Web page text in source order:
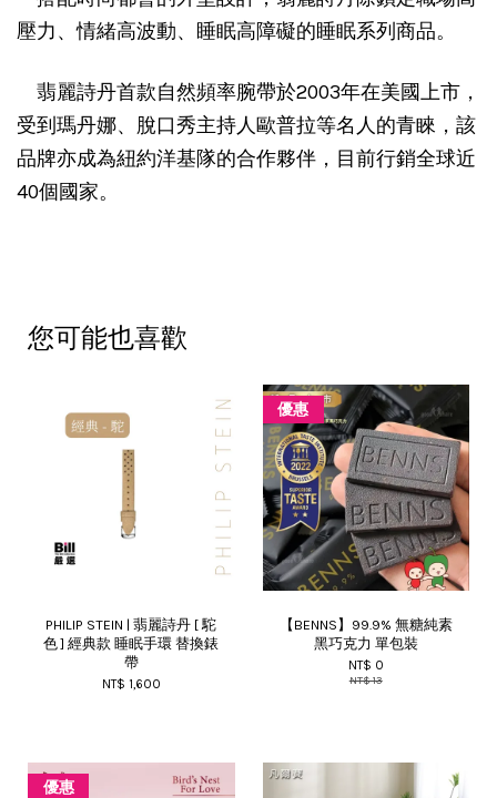
壓力、情緒高波動、睡眠高障礙的睡眠系列商品。
翡麗詩丹首款自然頻率腕帶於2003年在美國上市，
受到瑪丹娜、脫口秀主持人歐普拉等名人的青睞，該
品牌亦成為紐約洋基隊的合作夥伴，目前行銷全球近
40個國家。
您可能也喜歡
PHILIP STEIN | 翡麗詩丹 [ 駝
色 ] 經典款 睡眠手環 替換錶
帶
NT$ 1,600
優惠
【BENNS】99.9% 無糖純素
黑巧克力 單包裝
NT$ 0
NT$ 13
優惠